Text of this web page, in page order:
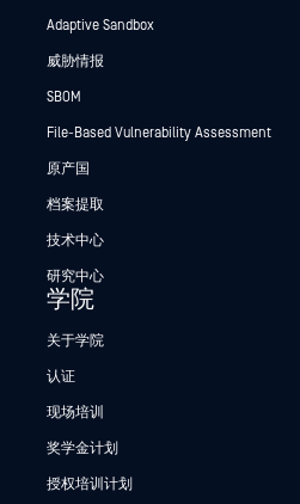
Adaptive Sandbox
威胁情报
SBOM
File-Based Vulnerability Assessment
原产国
档案提取
技术中心
研究中心
学院
关于学院
认证
现场培训
奖学金计划
授权培训计划